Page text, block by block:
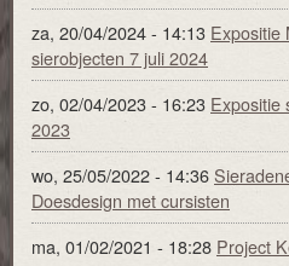
za, 20/04/2024 - 14:13 Expositie
sierobjecten 7 juli 2024
zo, 02/04/2023 - 16:23 Expositie
2023
wo, 25/05/2022 - 14:36
Doesdesign met cursisten
ma, 01/02/2021 - 18:28 Project